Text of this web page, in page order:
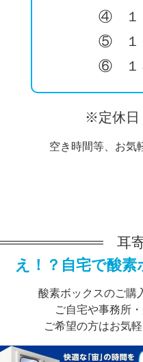
④ １
⑤ １
⑥ １
※定休
空き時間等、お気
耳
え！？自宅で酸
酸素ボックスのご購
ご自宅や事務所
ご希望の方はお気